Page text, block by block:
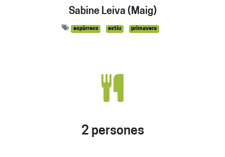
Sabine Leiva (Maig)
espàrrecs estiu primavera
2 persones